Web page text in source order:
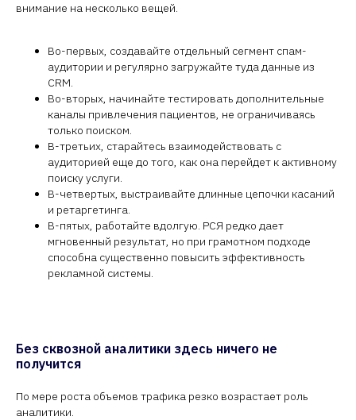
внимание на несколько вещей.
Во-первых, создавайте отдельный сегмент спам-
аудитории и регулярно загружайте туда данные из
CRM.
Во-вторых, начинайте тестировать дополнительные
каналы привлечения пациентов, не ограничиваясь
только поиском.
В-третьих, старайтесь взаимодействовать с
аудиторией еще до того, как она перейдет к активному
поиску услуги.
В-четвертых, выстраивайте длинные цепочки касаний
и ретаргетинга.
В-пятых, работайте вдолгую. РСЯ редко дает
мгновенный результат, но при грамотном подходе
способна существенно повысить эффективность
рекламной системы.
Без сквозной аналитики здесь ничего не
получится
По мере роста объемов трафика резко возрастает роль
аналитики.